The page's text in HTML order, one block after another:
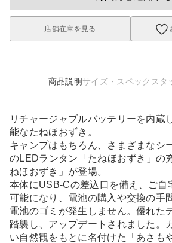
店舗在庫を見る
商品説明サイズ・スペック スタ
リチャージャブルバッテリーを内蔵
能なたねほおずき。
キャンプはもちろん、さまざまなシ
のLEDランタン「たねほおずき」の
ねほおずき」が登場。
本体にUSB-Cの差込口を備え、ご自
可能になり、電池の購入や交換の手
電池のゴミが発生しません。優れた
踏襲し、アップデートされました。
い自然観をもとに名付けた「あさも